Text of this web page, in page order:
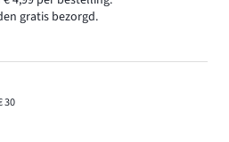
gratis bezorgd.
30